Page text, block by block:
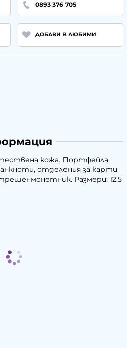
0893 376 705
ДОБАВИ В ЛЮБИМИ
кожа. Портфейла
отделения за карти
Размери: 12.5